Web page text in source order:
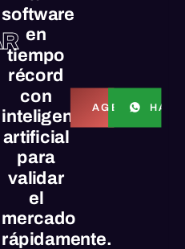
software
en
tiempo
récord
con
inteligencia
artificial
para
validar
el
mercado
rápidamente.
AGENDAR